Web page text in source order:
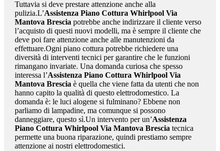
Tuttavia si deve prestare attenzione anche alla
pulizia.L’Assistenza Piano Cottura Whirlpool Via
Mantova Brescia potrebbe anche indirizzare il cliente verso
l’acquisto di questi nuovi modelli, ma è sempre il cliente che
deve poi fare attenzione anche alle manutenzioni da
effettuare.Ogni piano cottura potrebbe richiedere una
diversità di interventi tecnici per garantire che le funzioni
rimangano invariate. Una domanda curiosa che spesso
interessa l’Assistenza Piano Cottura Whirlpool Via
Mantova Brescia è quella che viene fatta da utenti che non
hanno capito la qualità di questo elettrodomestico. La
domanda è: le luci alogene si fulminano? Ebbene non
parliamo di lampadine, ma comunque si possono
danneggiare, questo sì.Un intervento per un’Assistenza
Piano Cottura Whirlpool Via Mantova Brescia tecnica
permette una buona riparazione, quindi prestiamo sempre
attenzione ai nostri elettrodomestici.